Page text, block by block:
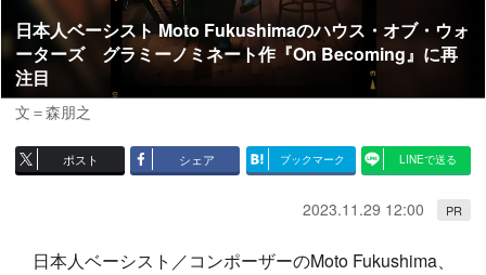
日本人ベーシスト Moto Fukushimaのハウス・オブ・ウォ
ーターズ グラミーノミネート作『On Becoming』に再
注目
文＝森朋之
ポスト シェア ブックマーク LINEで送る
2023.11.29 12:00 PR
日本人ベーシスト／コンポーザーのMoto Fukushima、